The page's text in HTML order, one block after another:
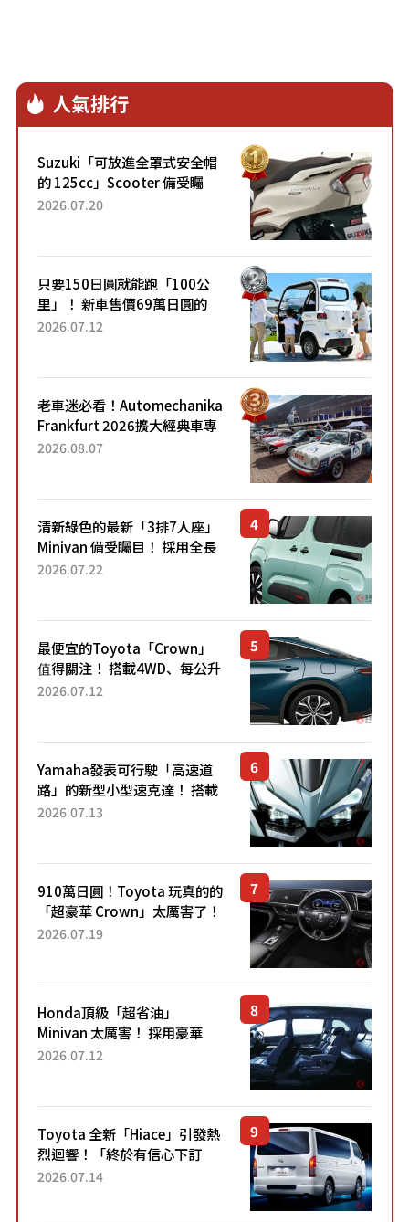
人氣排行
Suzuki「可放進全罩式安全帽
的 125cc」Scooter 備受矚
目！採用全新流線設計與各項
2026.07.20
只要150日圓就能跑「100公
里」！ 新車售價69萬日圓的
「3人座」Trike大受歡迎！ 順
2026.07.12
老車迷必看！Automechanika
Frankfurt 2026擴大經典車專
區 1954年珍稀古董車現場修復
2026.08.07
清新綠色的最新「3排7人座」
Minivan 備受矚目！ 採用全長
4.7公尺剛剛好的車身尺寸與
2026.07.22
最便宜的Toyota「Crown」
值得關注！ 搭載4WD、每公升
22.4公里低油耗表現超亮眼！
2026.07.12
Yamaha發表可行駛「高速道
路」的新型小型速克達！ 搭載
能享受超強勁「渦輪感」的動
2026.07.13
910萬日圓！Toyota 玩真的的
「超豪華 Crown」太厲害了！
採用由「匠人技藝」打造的
2026.07.19
Honda頂級「超省油」
Minivan 太厲害！ 採用豪華
「真皮座椅」與專屬「黑色內
「三...
2026.07.12
Toyota 全新「Hiace」引發熱
烈迴響！「終於有信心下訂
了！」「哪個等級交車最
2026.07.14